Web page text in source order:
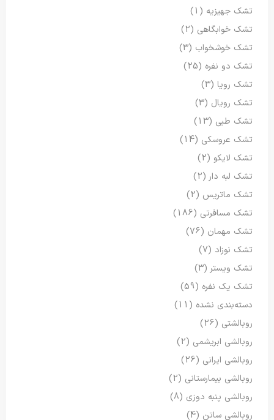
تشک جهیزیه (1)
تشک خوابگاهی (2)
تشک خوشخواب (3)
تشک دو نفره (25)
تشک رویا (3)
تشک رویال (3)
تشک طبی (13)
تشک عروسکی (14)
تشک لایکو (2)
تشک لبه دار (2)
تشک ماتریس (2)
تشک مسافرتی (186)
تشک مهمان (76)
تشک نوزاد (7)
تشک ویستر (3)
تشک یک نفره (59)
دسته‌بندی نشده (11)
روبالشتی (26)
روبالشی ابریشمی (2)
روبالشی ایرانی (26)
روبالشی بیمارستانی (2)
روبالشی پنبه دوزی (8)
روبالشی ساتن (4)